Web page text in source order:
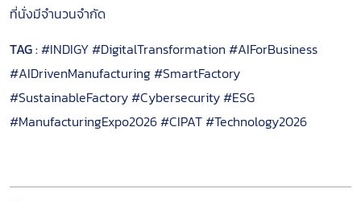
ที่นั่งมีจำนวนจำกัด
TAG :#INDIGY #DigitalTransformation #AIForBusiness
#AIDrivenManufacturing #SmartFactory
#SustainableFactory #Cybersecurity #ESG
#ManufacturingExpo2026 #CIPAT #Technology2026